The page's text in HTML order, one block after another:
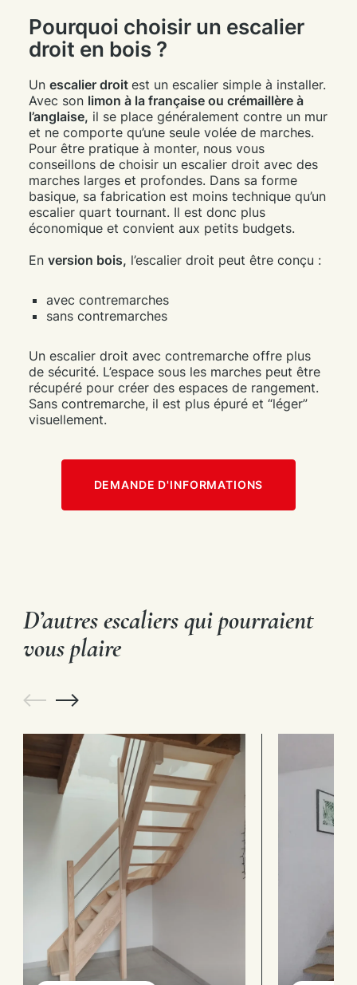
Pourquoi choisir un escalier
droit en bois ?
Un escalier droit est un escalier simple à installer.
Avec son limon à la française ou crémaillère à
l’anglaise, il se place généralement contre un mur
et ne comporte qu’une seule volée de marches.
Pour être pratique à monter, nous vous
conseillons de choisir un escalier droit avec des
marches larges et profondes. Dans sa forme
basique, sa fabrication est moins technique qu’un
escalier quart tournant. Il est donc plus
économique et convient aux petits budgets.
En version bois, l’escalier droit peut être conçu :
avec contremarches
sans contremarches
Un escalier droit avec contremarche offre plus
de sécurité. L’espace sous les marches peut être
récupéré pour créer des espaces de rangement.
Sans contremarche, il est plus épuré et “léger”
visuellement.
DEMANDE D'INFORMATIONS
D’autres escaliers qui pourraient
vous plaire